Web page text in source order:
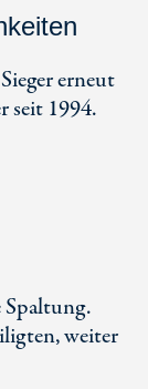
erneut
seit 1994.
weiter